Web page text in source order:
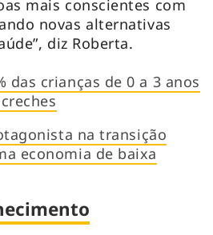
mais conscientes com
novas alternativas
diz Roberta.
das crianças de 0 a 3 anos
na transição
economia de baixa